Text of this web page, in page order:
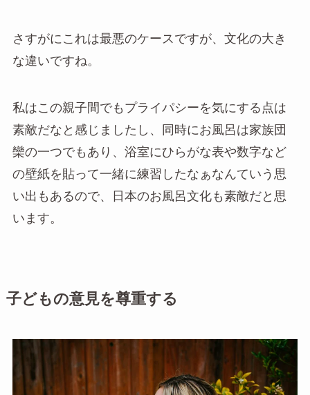
さすがにこれは最悪のケースですが、文化の大き
な違いですね。
私はこの親子間でもプライパシーを気にする点は
素敵だなと感じましたし、同時にお風呂は家族団
欒の一つでもあり、浴室にひらがな表や数字など
の壁紙を貼って一緒に練習したなぁなんていう思
い出もあるので、日本のお風呂文化も素敵だと思
います。
子どもの意見を尊重する